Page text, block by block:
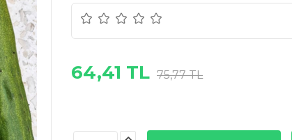
64,41 TL 75,77 TL